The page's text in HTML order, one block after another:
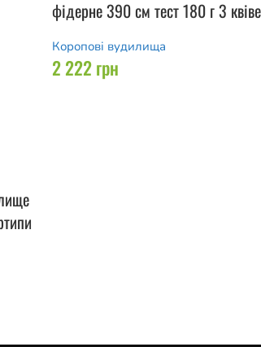
фідерне 390 см тест 180 г 3
Коропові вудилища
2 222грн